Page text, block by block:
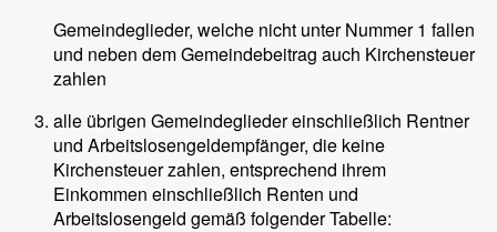
Gemeindeglieder, welche nicht unter Nummer 1 fallen
und neben dem Gemeindebeitrag auch Kirchensteuer
zahlen
alle übrigen Gemeindeglieder einschließlich Rentner
und Arbeitslosengeldempfänger, die keine
Kirchensteuer zahlen, entsprechend ihrem
Einkommen einschließlich Renten und
Arbeitslosengeld gemäß folgender Tabelle: